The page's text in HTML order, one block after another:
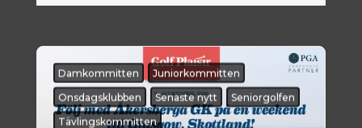
Damkommitten
Juniorkommitten
Onsdagsklubben
Senaste nytt
Seniorgolfen
Tävlingskommitten